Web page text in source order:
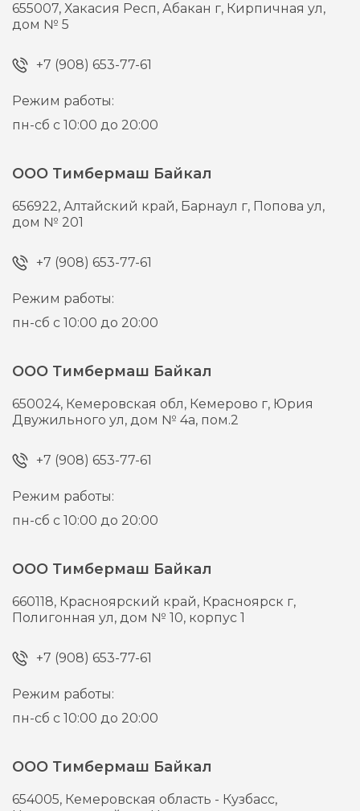
655007,Хакасия Респ, Абакан г, Кирпичная ул,
дом № 5
+7 (908) 653-77-61
Режим работы:
пн-сб с 10:00 до 20:00
ООО Тимбермаш Байкал
656922,Алтайский край, Барнаул г, Попова ул,
дом № 201
+7 (908) 653-77-61
Режим работы:
пн-сб с 10:00 до 20:00
ООО Тимбермаш Байкал
650024, Кемеровская обл, Кемерово г, Юрия
Двужильного ул, дом № 4а, пом.2
+7 (908) 653-77-61
Режим работы:
пн-сб с 10:00 до 20:00
ООО Тимбермаш Байкал
660118, Красноярский край, Красноярск г,
Полигонная ул, дом № 10, корпус 1
+7 (908) 653-77-61
Режим работы:
пн-сб с 10:00 до 20:00
ООО Тимбермаш Байкал
654005, Кемеровская область - Кузбасс,